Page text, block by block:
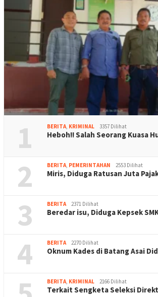
1 BERITA, KRIMINAL 3357 Dilihat
Heboh!! Salah Seorang Kuasa
2 BERITA, PEMERINTAHAN 2553 Dilihat
Miris, Diduga Ratusan Juta
3 BERITA 2371 Dilihat
Beredar isu, Diduga Kepsek
4 BERITA 2270 Dilihat
Oknum Kades di Batang Asai
BERITA, KRIMINAL 2166 Dilihat
Terkait Sengketa Seleksi